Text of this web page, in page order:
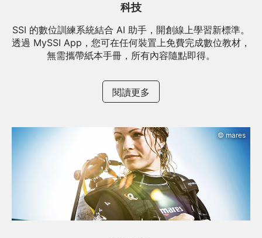
科技
SSI 的數位訓練系統結合 AI 助手，開創線上學習新標準。
透過 MySSI App，您可在任何裝置上免費完成數位教材，
無需攜帶紙本手冊，所有內容隨點即得。
閱讀更多
© mares